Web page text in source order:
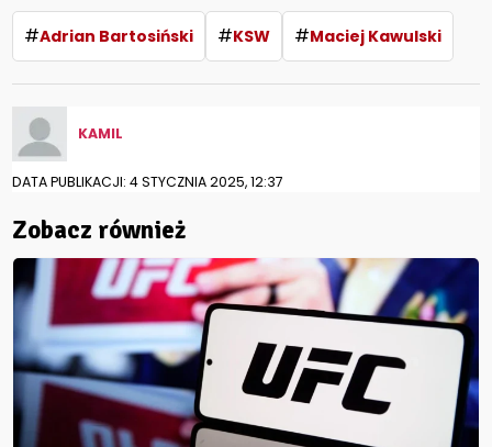
#Adrian Bartosiński #KSW #Maciej Kawulski
KAMIL
DATA PUBLIKACJI: 4 STYCZNIA 2025, 12:37
Zobacz również